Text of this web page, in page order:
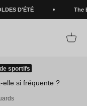
D'ÉTÉ The
Voir
sportifs
elle si fréquente ?